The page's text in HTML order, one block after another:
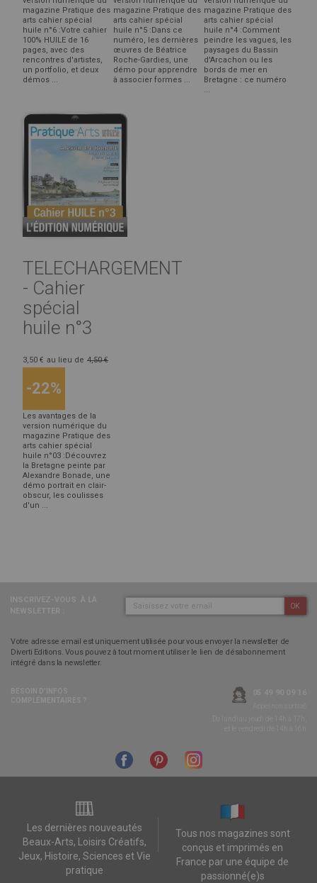
magazine Pratique des
arts cahier spécial
huile n°6 :Votre cahier
100% HUILE de 16
pages, avec des
rencontres d'artistes,
un portfolio, et deux
démos ...
magazine Pratique des
arts cahier spécial
huile n°5 :Dans ce
numéro, les dernières
œuvres de Béatrice
Roche-Gardies, une
démo pour apprendre
à associer formes ...
magazine Pratique des
arts cahier spécial
huile n°4 :Comment
peindre les vagues, les
paysages du Bassin
d'Arcachon ou les
bords de mer en
Bretagne : ce numéro
...
TELECHARGEMENT
- Cahier
spécial
huile n°3
3,50 € au lieu de 4,50 €
-22%
Les avantages de la
version numérique du
magazine Pratique des
arts cahier spécial
huile n°03 :Découvrez
la Bretagne peinte par
Alexandre Bonade, une
démo portrait en clair-
obscur, les coulisses
d'un ...
OK
Votre adresse email est uniquement utilisée pour vous envoyer la newsletter de
Diverti Editions. Vous pouvez à tout moment utiliser le lien de désabonnement
intégré dans la newsletter.
Les dernières nouveautés
Beaux-Arts, Loisirs Créatifs,
Jeux, Histoire, Sciences et Vie
pratique
Tous nos magazines sont
conçus et imprimés en
France par une équipe de
passionné(e)s